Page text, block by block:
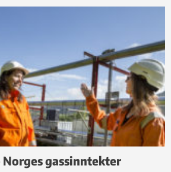
gassinntekter